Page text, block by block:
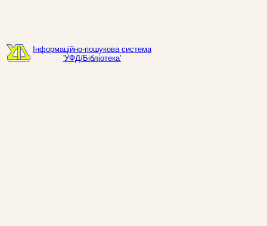
Інформаційно-пошукова система
'УФД/Бібліотека'